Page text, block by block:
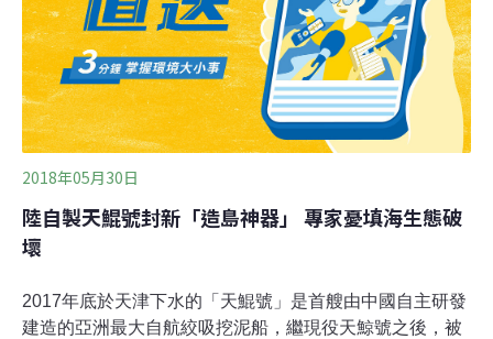
2018年05月30日
陸自製天鯤號封新「造島神器」 專家憂填海生態破
壞
2017年底於天津下水的「天鯤號」是首艘由中國自主研發
建造的亞洲最大自航絞吸挖泥船，繼現役天鯨號之後，被